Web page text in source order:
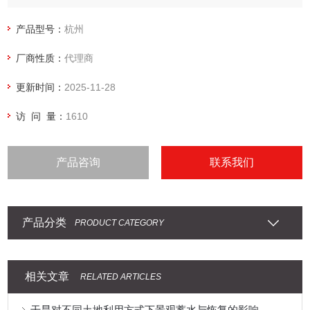
产品型号：杭州
厂商性质：代理商
更新时间： 2025-11-28
访 问 量： 1610
产品咨询 联系我们
产品分类 PRODUCT CATEGORY
相关文章 RELATED ARTICLES